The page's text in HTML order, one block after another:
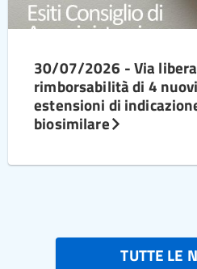
30/07/2026 - Via libera
rimborsabilità di 4
estensioni di
biosimilare
TUTTE LE